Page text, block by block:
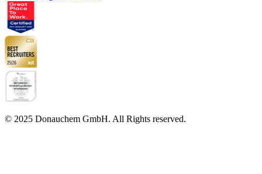
© 2025 Donauchem GmbH. All Rights reserved.